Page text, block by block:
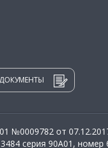
№0009782 от
серия 90А01, номер